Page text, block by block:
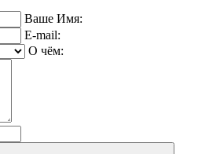
Ваше Имя:
E-mail:
О чём: